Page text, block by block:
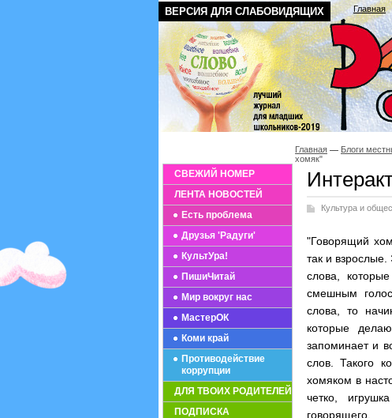
ВЕРСИЯ ДЛЯ СЛАБОВИДЯЩИХ Главная
СВЕЖИЙ НОМЕР
ЛЕНТА НОВОСТЕЙ
Есть проблема
Друзья 'Радуги'
КультУра!
ПишиЧитай
Мир вокруг нас
МастерОК
Коми край
Противодействие
коррупции
ДЛЯ ТВОИХ РОДИТЕЛЕЙ
ПОДПИСКА
Главная Блоги
хомяк"
Культура и
"Говорящий
так и взрослые.
слова,
смешным
слова, то
которые
запоминает и
слов. Такого
хомяком в
четко,
говорящего.